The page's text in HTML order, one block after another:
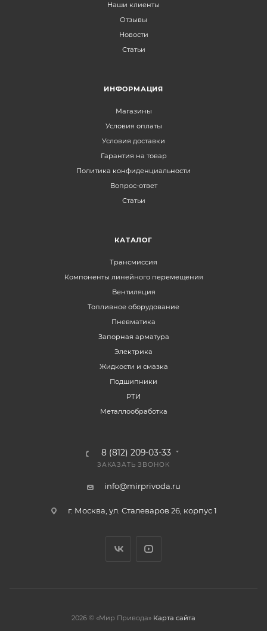
Наши клиенты
Отзывы
Новости
Статьи
ИНФОРМАЦИЯ
Магазины
Условия оплаты
Условия доставки
Гарантия на товар
Политика конфиденциальности
Вопрос-ответ
Статьи
КАТАЛОГ
Трансмиссия
Компоненты линейного перемещения
Вентиляция
Топливное оборудование
Пневматика
Запорная арматура
Электрика
Жидкости и смазка
Подшипники
РТИ
Металлообработка
8 (812) 209-03-33
ЗАКАЗАТЬ ЗВОНОК
info@mirprivoda.ru
г. Москва, ул. Сталеваров 26, корпус 1
2026 © «Мир Привода» Карта сайта